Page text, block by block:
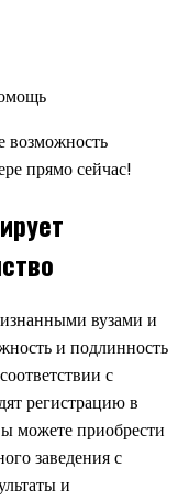
возможность
прямо сейчас!
вузами и
и подлинность
с
регистрацию в
можете приобрести
заведения с
и